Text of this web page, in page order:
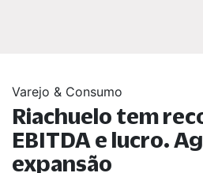
Varejo & Consumo
Riachuelo tem
EBITDA e lucro.
expansão